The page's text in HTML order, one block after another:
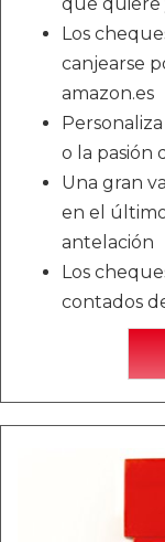
que quiere
Los
canjearse
amazon.es
o la pasión
Una gran
en el
antelación
Los
contados